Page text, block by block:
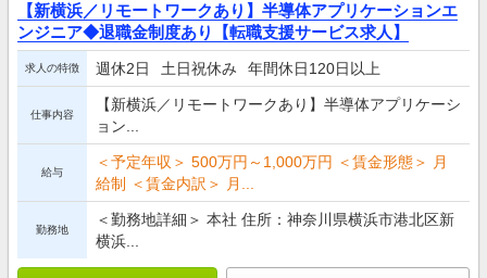
【新横浜／リモートワークあり】半導体アプリケーションエ
ンジニア◆退職金制度あり【転職支援サービス求人】
求人の特徴 週休2日 土日祝休み 年間休日120日以上
仕事内容
【新横浜／リモートワークあり】半導体アプリケーシ
ョン...
給与
＜予定年収＞ 500万円～1,000万円 ＜賃金形態＞ 月
給制 ＜賃金内訳＞ 月...
勤務地
＜勤務地詳細＞ 本社 住所：神奈川県横浜市港北区新
横浜...